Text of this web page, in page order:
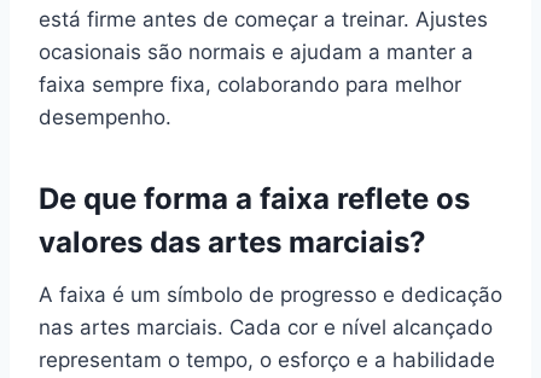
está firme antes de começar a treinar. Ajustes
ocasionais são normais e ajudam a manter a
faixa sempre fixa, colaborando para melhor
desempenho.
De que forma a faixa reflete os
valores das artes marciais?
A faixa é um símbolo de progresso e dedicação
nas artes marciais. Cada cor e nível alcançado
representam o tempo, o esforço e a habilidade